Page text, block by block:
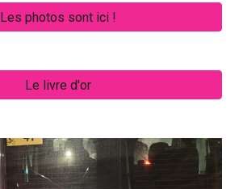
Les photos sont ici !
Le livre d'or